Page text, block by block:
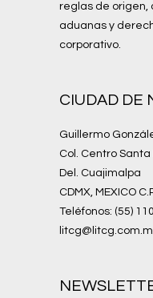
reglas de origen,
aduanas y
corporativo.
CIUDAD DE
Guillermo
Col. Centro Santa
Del. Cuajimalpa
CDMX, MEXICO
Teléfonos: (55)